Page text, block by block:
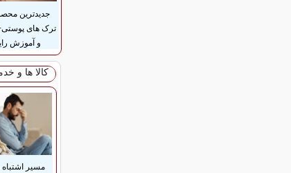
جدیدترین
ترک های
و آموزش
کالا ها و
مسیر اشتباه